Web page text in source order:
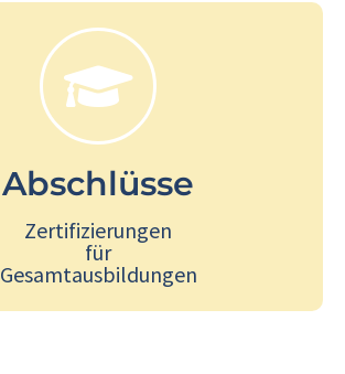
Abschlüsse
Zertifizierungen
für
Gesamtausbildungen